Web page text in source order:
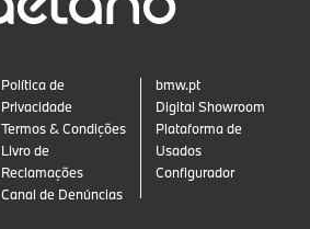
Política de
Privacidade
Termos & Condições
Livro de
Reclamações
Canal de Denúncias
bmw.pt
Digital Showroom
Plataforma de
Usados
Configurador